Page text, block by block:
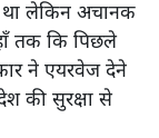
था लेकिन अचानक
तक कि पिछले
ने एयरवेज देने
की सुरक्षा से